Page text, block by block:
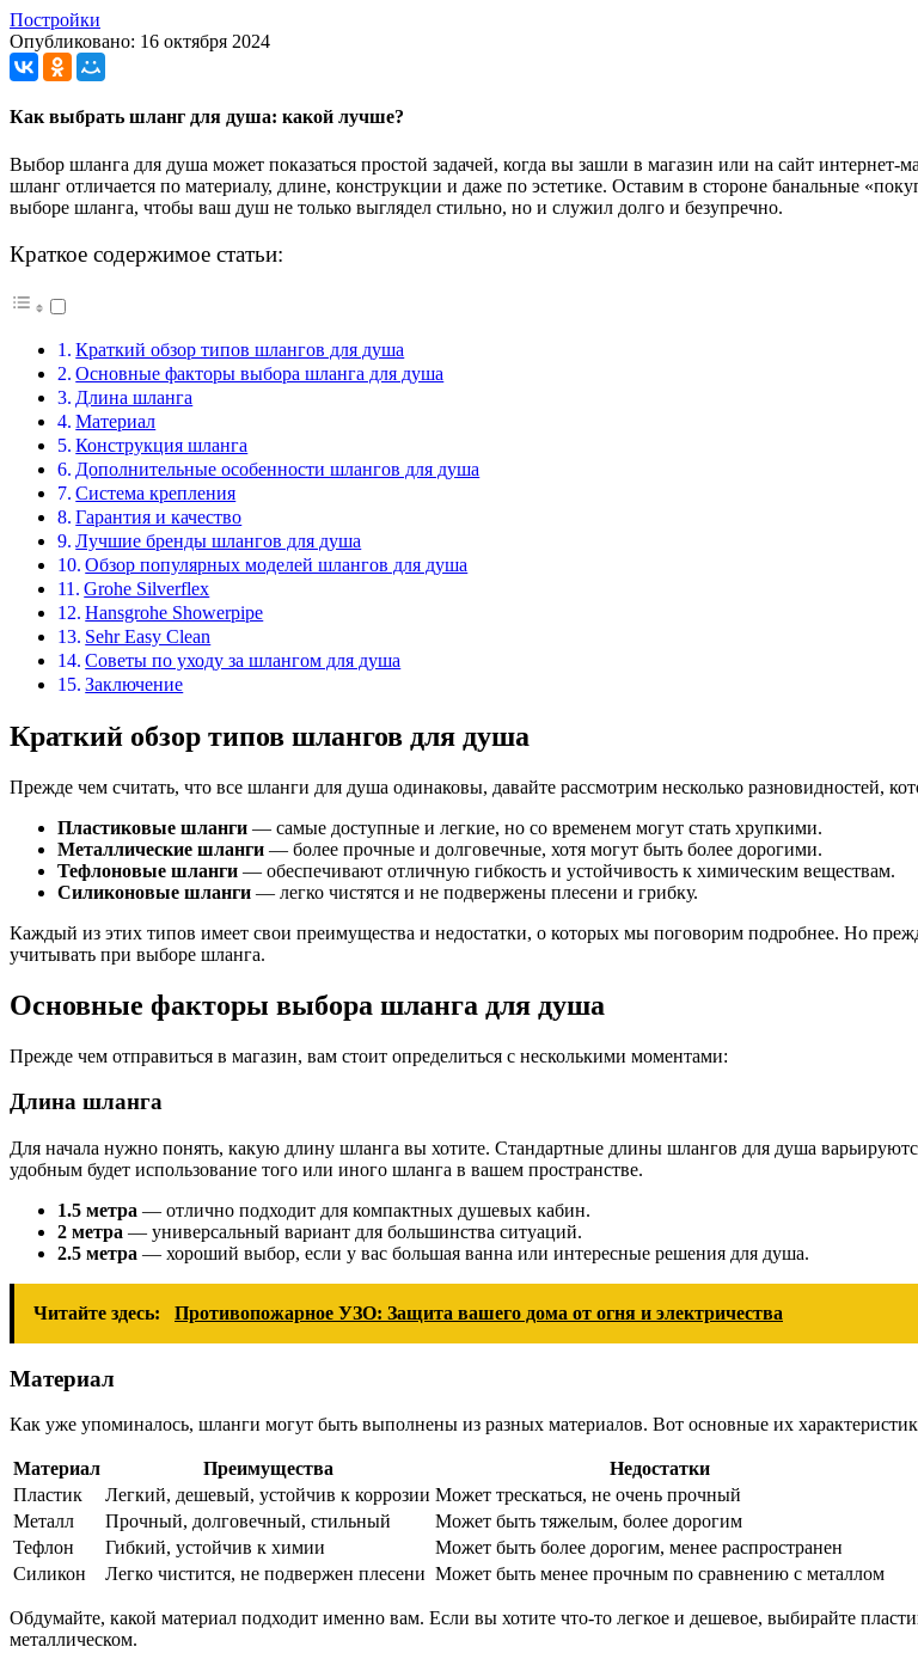
Постройки
Опубликовано: 16 октября 2024
Как выбрать шланг для душа: какой лучше?
Выбор шланга для душа может показаться простой задачей, когда вы зашли в магазин или на сайт
шланг отличается по материалу, длине, конструкции и даже по эстетике. Оставим в стороне банальные
выборе шланга, чтобы ваш душ не только выглядел стильно, но и служил долго и безупречно.
Краткое содержимое статьи:
Краткий обзор типов шлангов для душа
Основные факторы выбора шланга для душа
Длина шланга
Материал
Конструкция шланга
Дополнительные особенности шлангов для душа
Система крепления
Гарантия и качество
Лучшие бренды шлангов для душа
Обзор популярных моделей шлангов для душа
Grohe Silverflex
Hansgrohe Showerpipe
Sehr Easy Clean
Советы по уходу за шлангом для душа
Заключение
Краткий обзор типов шлангов для душа
Прежде чем считать, что все шланги для душа одинаковы, давайте рассмотрим несколько разновидностей,
Пластиковые шланги — самые доступные и легкие, но со временем могут стать хрупкими.
Металлические шланги — более прочные и долговечные, хотя могут быть более дорогими.
Тефлоновые шланги — обеспечивают отличную гибкость и устойчивость к химическим веществам.
Силиконовые шланги — легко чистятся и не подвержены плесени и грибку.
Каждый из этих типов имеет свои преимущества и недостатки, о которых мы поговорим подробнее. Но
учитывать при выборе шланга.
Основные факторы выбора шланга для душа
Прежде чем отправиться в магазин, вам стоит определиться с несколькими моментами:
Длина шланга
Для начала нужно понять, какую длину шланга вы хотите. Стандартные длины шлангов для душа
удобным будет использование того или иного шланга в вашем пространстве.
1.5 метра — отлично подходит для компактных душевых кабин.
2 метра — универсальный вариант для большинства ситуаций.
2.5 метра — хороший выбор, если у вас большая ванна или интересные решения для душа.
Читайте здесь: Противопожарное УЗО: Защита вашего дома от огня и электричества
Материал
Как уже упоминалось, шланги могут быть выполнены из разных материалов. Вот основные их
Материал Преимущества
Недостатки
Пластик
Легкий, дешевый, устойчив к коррозии Может трескаться, не очень прочный
Металл
Прочный, долговечный, стильный
Может быть тяжелым, более дорогим
Тефлон
Гибкий, устойчив к химии
Может быть более дорогим, менее распространен
Силикон
Легко чистится, не подвержен плесени Может быть менее прочным по сравнению с металлом
Обдумайте, какой материал подходит именно вам. Если вы хотите что-то легкое и дешевое, выбирайте
металлическом.